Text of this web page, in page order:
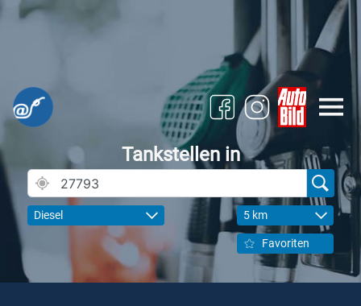
Tankstellen in
Diesel 5 km
Favoriten